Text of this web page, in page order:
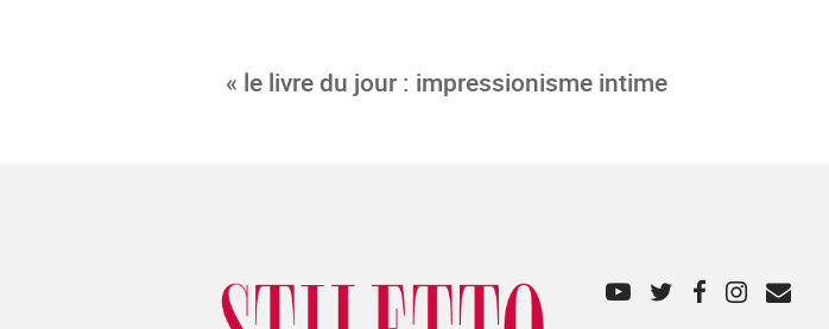
« le livre du jour : impressionisme intime